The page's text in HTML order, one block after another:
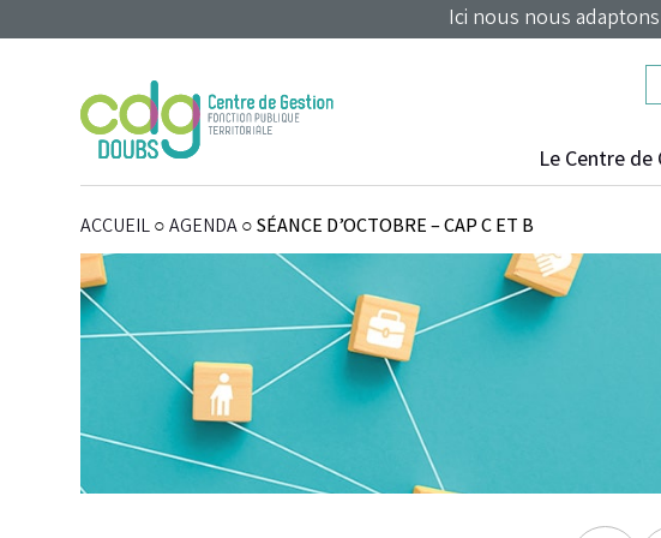
Ici nous nous
Le Centre
ACCUEIL○AGENDA○SÉANCE D’OCTOBRE – CAP C ET B